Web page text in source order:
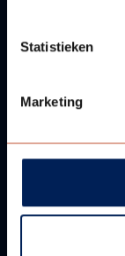
Statistieken
Marketing
WIJ HELPEN